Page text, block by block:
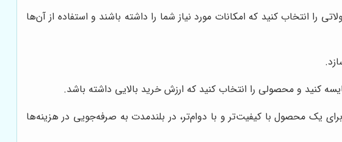
را انتخاب کنید که امکانات مورد نیاز شما را داشته باشند و استفاده از آن‌ها
کنید و محصولی را انتخاب کنید که ارزش خرید بالایی داشته باشد.
یک محصول با کیفیت‌تر و با دوام‌تر، در بلندمدت به صرفه‌جویی در هزینه‌ها